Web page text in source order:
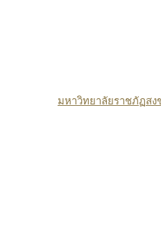
มหาวิทยาลัยราชภัฏสง